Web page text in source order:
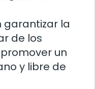
garantizar la
de los
un
y libre de